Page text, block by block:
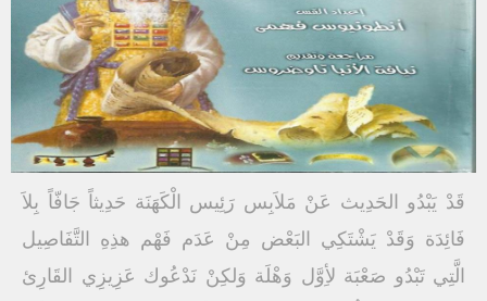
قَدْ يَبْدُو الحَدِيث عَنْ مَلاَبِس رَئِيس الْكَهَنَة حَدِيثاً جَافّاً بِلاَ
فَائِدَة وَقَدْ يَشْتَكِي البَعْض مِنْ عَدَم فَهْم هذِهِ التَّفَاصِيل
الَّتِي تَبْدُو صَعْبَة لأِوَّل وَهْلَة وَلكِنْ نَدْعُوك عَزِيزِي القَارِئ